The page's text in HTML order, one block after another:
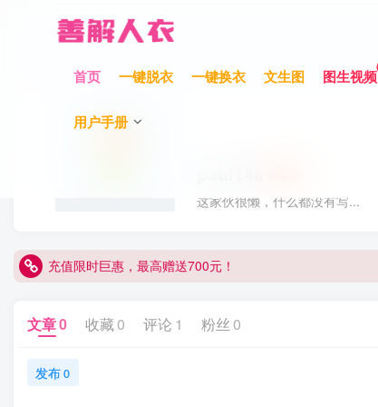
首页 一键脱衣 一键换衣 文生图 图生视频
用户手册
这家伙很懒，什么都没有写...
充值限时巨惠，最高赠送700元！
文章0 收藏 0 评论 1 粉丝 0
发布0